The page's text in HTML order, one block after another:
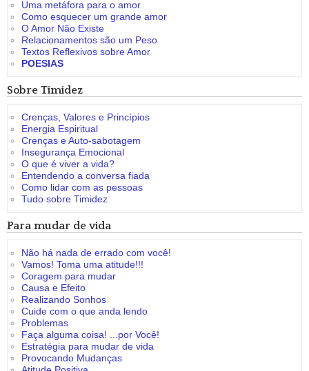
Uma metáfora para o amor
Como esquecer um grande amor
O Amor Não Existe
Relacionamentos são um Peso
Textos Reflexivos sobre Amor
POESIAS
Sobre Timidez
Crenças, Valores e Princípios
Energia Espiritual
Crenças e Auto-sabotagem
Insegurança Emocional
O que é viver a vida?
Entendendo a conversa fiada
Como lidar com as pessoas
Tudo sobre Timidez
Para mudar de vida
Não há nada de errado com você!
Vamos! Toma uma atitude!!!
Coragem para mudar
Causa e Efeito
Realizando Sonhos
Cuide com o que anda lendo
Problemas
Faça alguma coisa! ...por Você!
Estratégia para mudar de vida
Provocando Mudanças